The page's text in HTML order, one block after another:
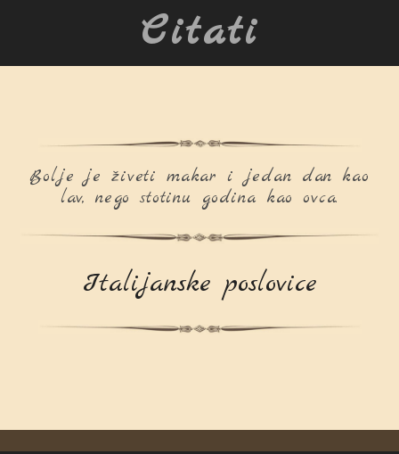
Citati
Bolje je živeti makar i jedan dan kao
lav, nego stotinu godina kao ovca.
Italijanske poslovice